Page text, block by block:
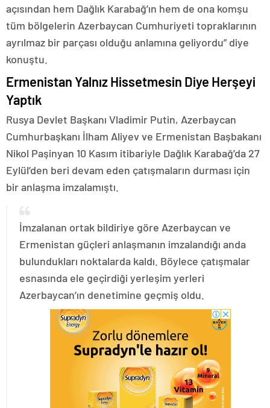
açısından hem Dağlık Karabağ’ın hem de ona komşu
tüm bölgelerin Azerbaycan Cumhuriyeti topraklarının
ayrılmaz bir parçası olduğu anlamına geliyordu” diye
konuştu.
Ermenistan Yalnız Hissetmesin Diye Herşeyi
Yaptık
Rusya Devlet Başkanı Vladimir Putin, Azerbaycan
Cumhurbaşkanı İlham Aliyev ve Ermenistan Başbakanı
Nikol Paşinyan 10 Kasım itibariyle Dağlık Karabağ’da 27
Eylül’den beri devam eden çatışmaların durması için
bir anlaşma imzalamıştı.
İmzalanan ortak bildiriye göre Azerbaycan ve
Ermenistan güçleri anlaşmanın imzalandığı anda
bulundukları noktalarda kaldı. Böylece çatışmalar
esnasında ele geçirdiği yerleşim yerleri
Azerbaycan’ın denetimine geçmiş oldu.